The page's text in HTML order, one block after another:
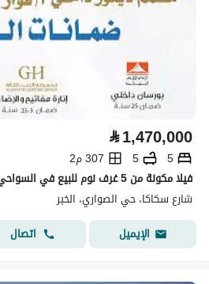
⃁1,470,000
5
5
307 م2
فيلا مكونة من 5 غرف نوم للبيع في السواحي، الخبر
شارع سكاكا، حي الصواري، الخبر
الإيميل
اتصال